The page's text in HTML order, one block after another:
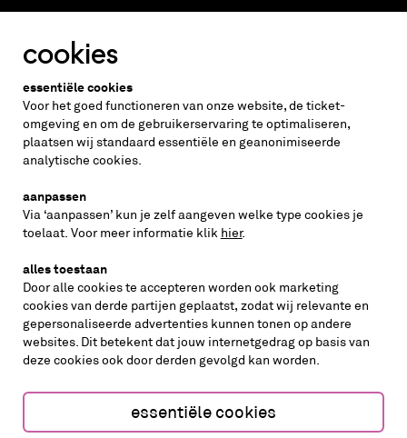
Altijd weten wat er speelt?
vraag de nieuwsbrief aan
inschrijven
volg ons op
cookies aanpassen cookies/privacy
cookies
essentiële cookies
Voor het goed functioneren van onze website, de ticket-
omgeving en om de gebruikerservaring te optimaliseren,
plaatsen wij standaard essentiële en geanonimiseerde
analytische cookies.
aanpassen
Via ‘aanpassen’ kun je zelf aangeven welke type cookies je
toelaat. Voor meer informatie klik hier.
alles toestaan
Door alle cookies te accepteren worden ook marketing
cookies van derde partijen geplaatst, zodat wij relevante en
gepersonaliseerde advertenties kunnen tonen op andere
websites. Dit betekent dat jouw internetgedrag op basis van
deze cookies ook door derden gevolgd kan worden.
essentiële cookies